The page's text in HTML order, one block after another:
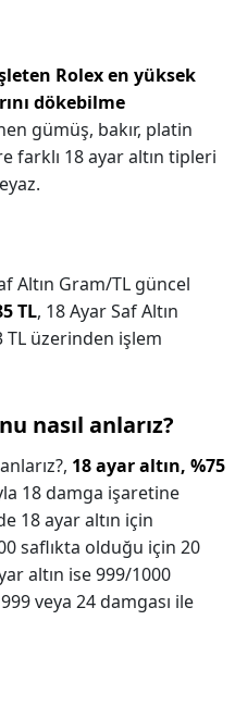
Rolex en yüksek
dökebilme
gümüş, bakır, platin
farklı 18 ayar altın tipleri
Altın Gram/TL güncel
TL, 18 Ayar Saf Altın
TL üzerinden işlem
nasıl anlarız?
18 ayar altın, %75
18 damga işaretine
18 ayar altın için
saflıkta olduğu için 20
altın ise 999/1000
veya 24 damgası ile